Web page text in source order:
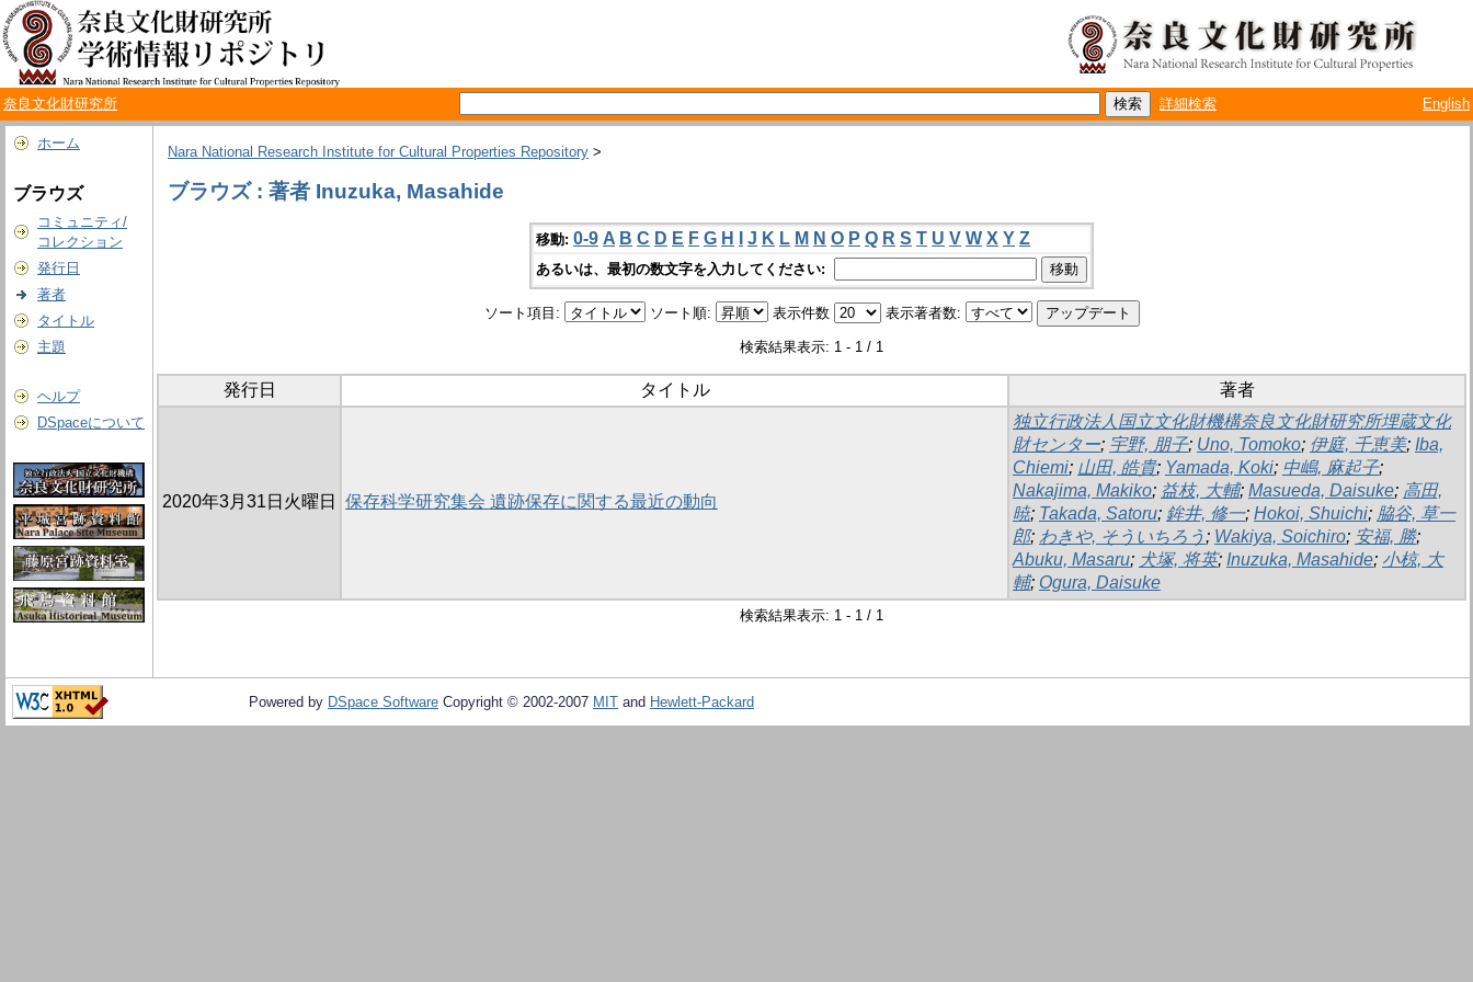
奈良文化財研究所 詳細検索 English
ホーム
ブラウズ
コミュニティ/
コレクション
発行日
著者
タイトル
主題
ヘルプ
DSpaceについて
Nara National Research Institute for Cultural Properties Repository >
ブラウズ : 著者 Inuzuka, Masahide
移動: 0-9 A B C D E F G H J K L M N O P Q R S T U V W X Y Z
あるいは、最初の数文字を入力してください:
ソート項目: ソート順: 表示件数 表示著者数:
検索結果表示: 1 - 1 / 1
発行日 タイトル 著者
2020年3月31日火曜日 保存科学研究集会 遺跡保存に関する最近の動向
独立行政法人国立文化財機構奈良文化財研究所埋蔵文化
財センター; 宇野, 朋子; Uno, Tomoko; 伊庭, 千恵美; Iba,
Chiemi; 山田, 皓貴; Yamada, Koki; 中嶋, 麻起子;
Nakajima, Makiko; 益枝, 大輔; Masueda, Daisuke; 高田,
暁; Takada, Satoru; 鉾井, 修一; Hokoi, Shuichi; 脇谷, 草一
郎; わきや, そういちろう ; Wakiya, Soichiro; 安福, 勝;
Abuku, Masaru; 犬塚, 将英; Inuzuka, Masahide; 小椋, 大
輔; Ogura, Daisuke
検索結果表示: 1 - 1 / 1
Powered by DSpace Software Copyright © 2002-2007 MIT and Hewlett-Packard